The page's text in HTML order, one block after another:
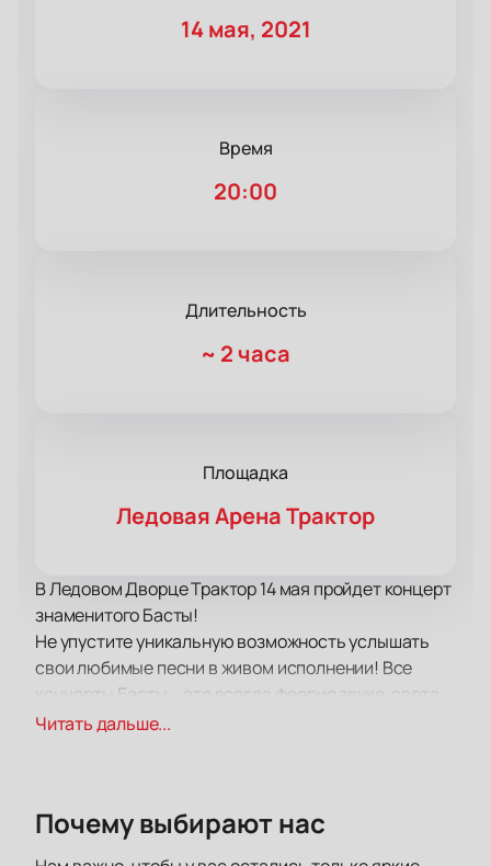
14 мая, 2021
Время
20:00
Длительность
~ 2 часа
Площадка
Ледовая Арена Трактор
В Ледовом Дворце Трактор 14 мая пройдет концерт
знаменитого Басты!
Не упустите уникальную возможность услышать
свои любимые песни в живом исполнении! Все
концерты Басты – это всегда феерия звука, света,
настоящий драйв и невероятные эмоции!
вы впервые услышите на концерте. У вас будет
Читать дальше...
Почему выбирают нас